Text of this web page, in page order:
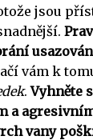
jsou
vám k
.Vyhněte
a
vany